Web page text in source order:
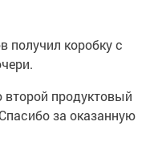
получил коробку с
второй продуктовый
за оказанную